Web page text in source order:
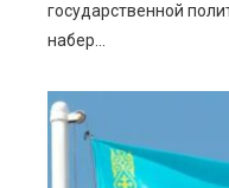
государственной
набер...